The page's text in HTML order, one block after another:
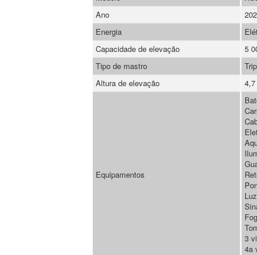
Ano
Energia
Capacidade de elevação
5
Tipo de mastro
Altura de elevação
4,7
Equipamentos
3
4a